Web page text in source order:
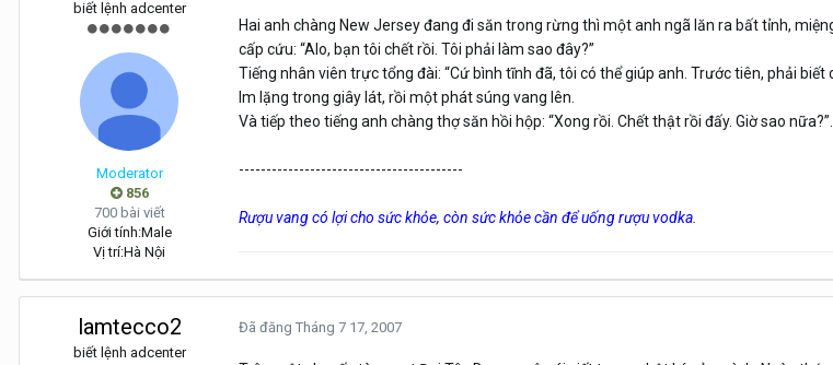
biết lệnh adcenter
Moderator
856
700 bài viết
Giới tính:Male
Vị trí:Hà Nội
Hai anh chàng New Jersey đang đi săn trong rừng thì một anh ngã lăn ra bất tỉnh,
cấp cứu: “Alo, bạn tôi chết rồi. Tôi phải làm sao đây?”
Tiếng nhân viên trực tổng đài: “Cứ bình tĩnh đã, tôi có thể giúp anh. Trước tiên, phải biết
Im lặng trong giây lát, rồi một phát súng vang lên.
Và tiếp theo tiếng anh chàng thợ săn hồi hộp: “Xong rồi. Chết thật rồi đấy. Giờ sao nữa?”.
-----------------------------------------
Rượu vang có lợi cho sức khỏe, còn sức khỏe cần để uống rượu vodka.
lamtecco2
biết lệnh adcenter
Đã đăng Tháng 7 17, 2007